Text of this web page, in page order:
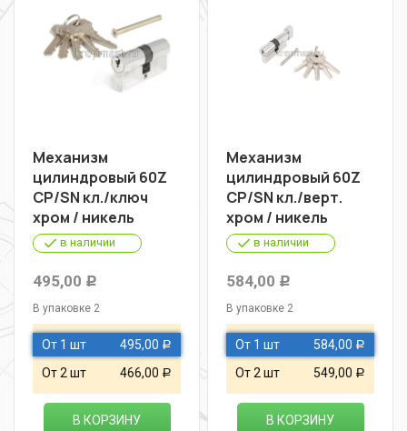
Механизм
цилиндровый 60Z
СР/SN кл./ключ
хром / никель
в наличии
495,00 Р
В упаковке 2
От 1 шт 495,00 Р
От 2 шт 466,00 Р
В КОРЗИНУ
Механизм
цилиндровый 60Z
СР/SN кл./верт.
хром / никель
в наличии
584,00 Р
В упаковке 2
От 1 шт 584,00 Р
От 2 шт 549,00 Р
В КОРЗИНУ